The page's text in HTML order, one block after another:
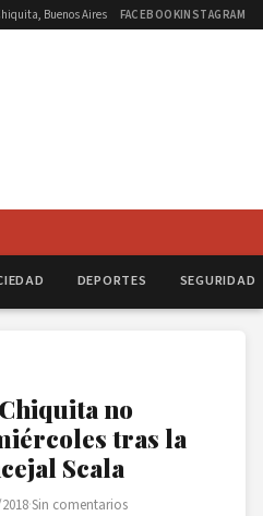
Buenos Aires FACEBOOKINSTAGRAM
DEPORTES SEGURIDAD
no
tras la
Scala
·Sin comentarios